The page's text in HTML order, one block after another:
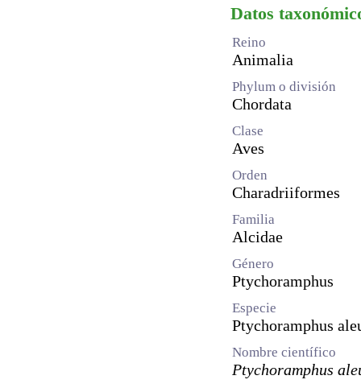
Datos
Reino
Animalia
Phylum o división
Chordata
Clase
Aves
Orden
Charadriiformes
Familia
Alcidae
Género
Ptychoramphus
Especie
Ptychoramphus
Nombre científico
Ptychoramphus